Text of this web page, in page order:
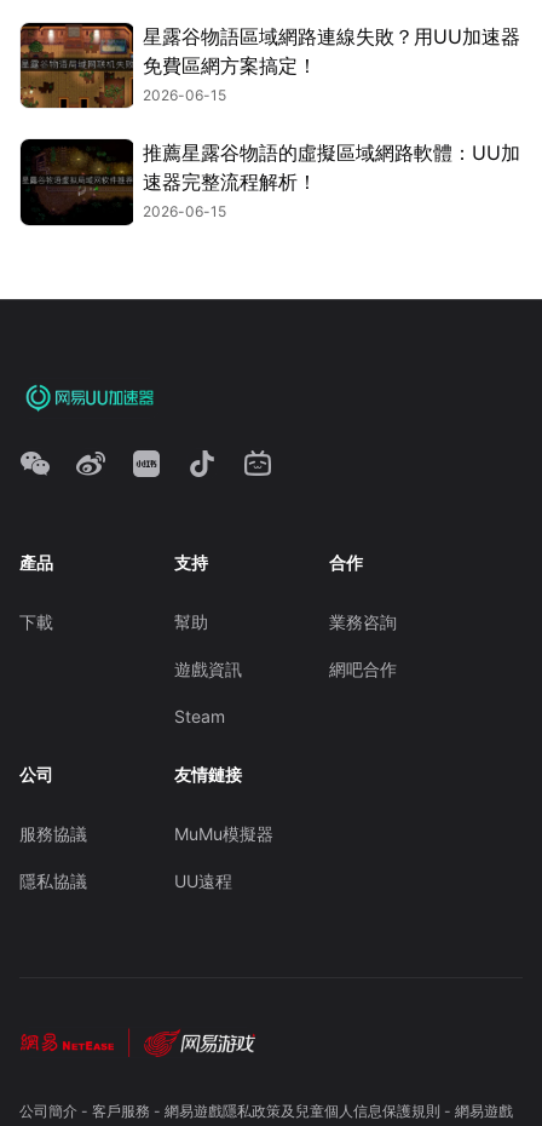
星露谷物語區域網路連線失敗？用UU加速器
免費區網方案搞定！
2026-06-15
推薦星露谷物語的虛擬區域網路軟體：UU加
速器完整流程解析！
2026-06-15
產品
下載
支持
幫助
遊戲資訊
Steam
合作
業務咨詢
網吧合作
公司
服務協議
隱私協議
友情鏈接
MuMu模擬器
UU遠程
公司簡介- 客戶服務 - 網易遊戲隱私政策及兒童個人信息保護規則 - 網易遊戲